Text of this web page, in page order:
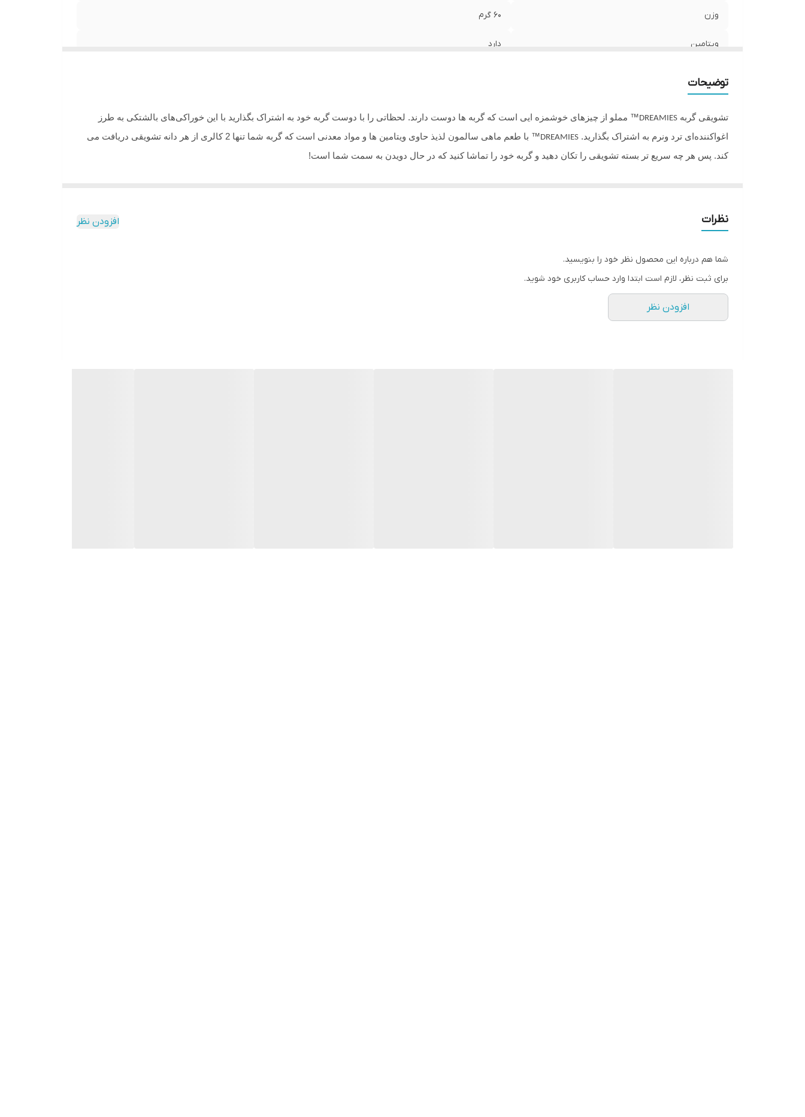
وزن 60 گرم
ویتامین دارد
توضیحات
تشویقی گربه DREAMIES™ مملو از چیزهای خوشمزه ایی است که گربه ها دوست دارند. لحظاتی را با دوست گربه خود به اشتراک بگذارید با این خوراکی‌های بالشتکی به طرز
اغواکننده‌ای ترد ونرم به اشتراک بگذارید. DREAMIES
™ با طعم ماهی سالمون لذیذ حاوی ویتامین ها و مواد معدنی است که گربه شما تنها 2 کالری از هر دانه تشویقی دریافت می
کند. پس هر چه سریع تر بسته تشویقی را تکان دهید و گربه خود را تماشا کنید که در حال دویدن به سمت شما است!
نظرات افزودن نظر
شما هم درباره این محصول نظر خود را بنویسید.
برای ثبت نظر، لازم است ابتدا وارد حساب کاربری خود شوید.
افزودن نظر